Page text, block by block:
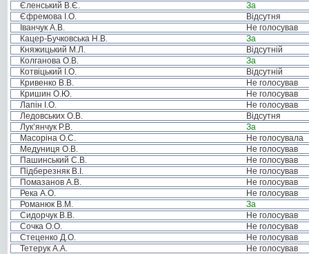
Єленський В.Є.
За
Єфремова І.О.
Відсутня
Іванчук А.В.
Не голосував
Кацер-Бучковська Н.В.
За
Княжицький М.Л.
Відсутній
Колганова О.В.
За
Котвіцький І.О.
Відсутній
Кривенко В.В.
Не голосував
Кришин О.Ю.
Не голосував
Лапін І.О.
Не голосував
Ледовських О.В.
Відсутня
Лук’янчук Р.В.
За
Масоріна О.С.
Не голосувала
Медуниця О.В.
Не голосував
Пашинський С.В.
Не голосував
Підберезняк В.І.
Не голосував
Помазанов А.В.
Не голосував
Река А.О.
Не голосував
Романюк В.М.
За
Сидорчук В.В.
Не голосував
Сочка О.О.
Не голосував
Стеценко Д.О.
Не голосував
Тетерук А.А.
Не голосував